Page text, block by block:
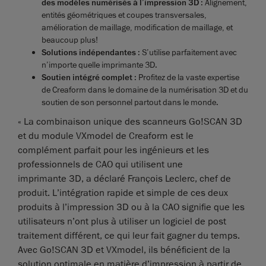
des modèles numérisés à l’impression 3D : Alignement,
entités géométriques et coupes transversales,
amélioration de maillage, modification de maillage, et
beaucoup plus!
Solutions indépendantes : S’utilise parfaitement avec
n’importe quelle imprimante 3D.
Soutien intégré complet : Profitez de la vaste expertise
de Creaform dans le domaine de la numérisation 3D et du
soutien de son personnel partout dans le monde.
« La combinaison unique des scanneurs Go!SCAN 3D
et du module VXmodel de Creaform est le
complément parfait pour les ingénieurs et les
professionnels de CAO qui utilisent une
imprimante 3D, a déclaré François Leclerc, chef de
produit. L’intégration rapide et simple de ces deux
produits à l’impression 3D ou à la CAO signifie que les
utilisateurs n’ont plus à utiliser un logiciel de post
traitement différent, ce qui leur fait gagner du temps.
Avec Go!SCAN 3D et VXmodel, ils bénéficient de la